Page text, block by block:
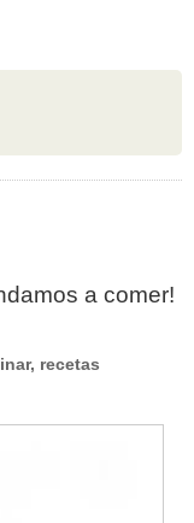
a comer!
recetas